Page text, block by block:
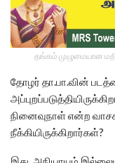
தங்கம் முழுமையான
தோழர் தா.பா.வின்
நினைவுநாள் என்ற
நீக்கியிருக்கிறார்கள்?